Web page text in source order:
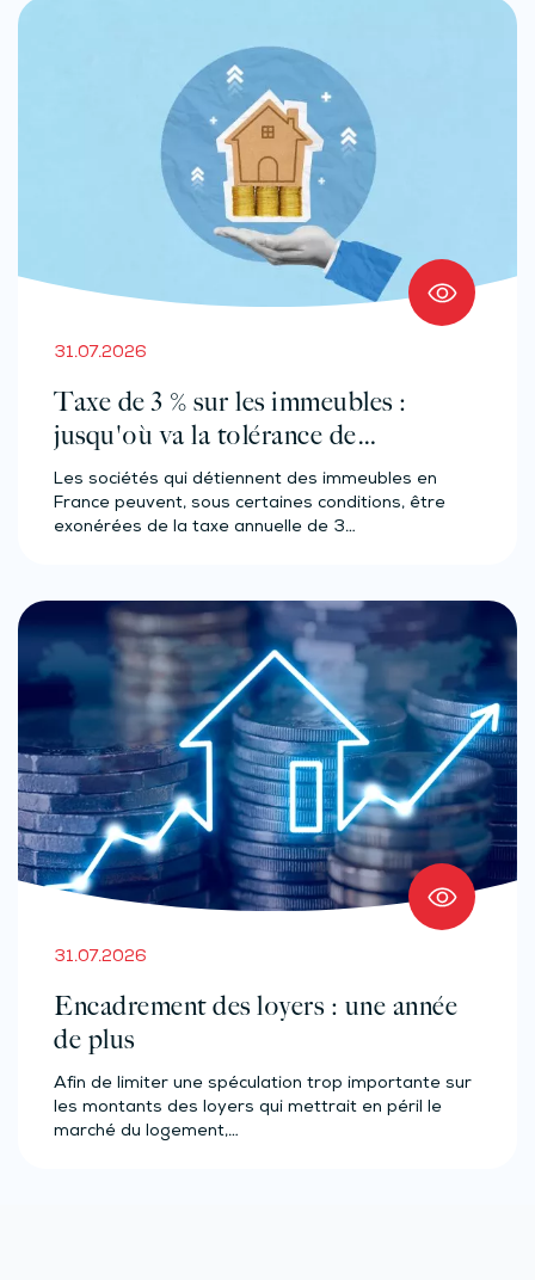
31.07.2026
Taxe de 3 % sur les immeubles :
jusqu'où va la tolérance de
l'administration ?
Les sociétés qui détiennent des immeubles en
France peuvent, sous certaines conditions, être
exonérées de la taxe annuelle de 3…
31.07.2026
Encadrement des loyers : une année
de plus
Afin de limiter une spéculation trop importante sur
les montants des loyers qui mettrait en péril le
marché du logement,…